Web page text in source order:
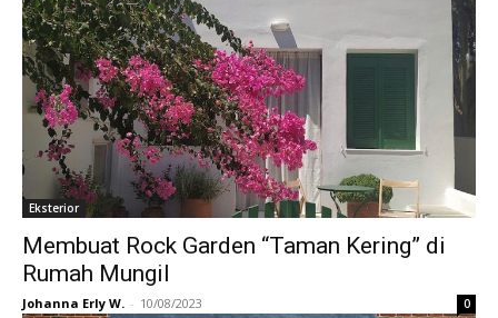
Eksterior
Membuat Rock Garden “Taman Kering” di
Rumah Mungil
Johanna Erly W. - 10/08/2023 0